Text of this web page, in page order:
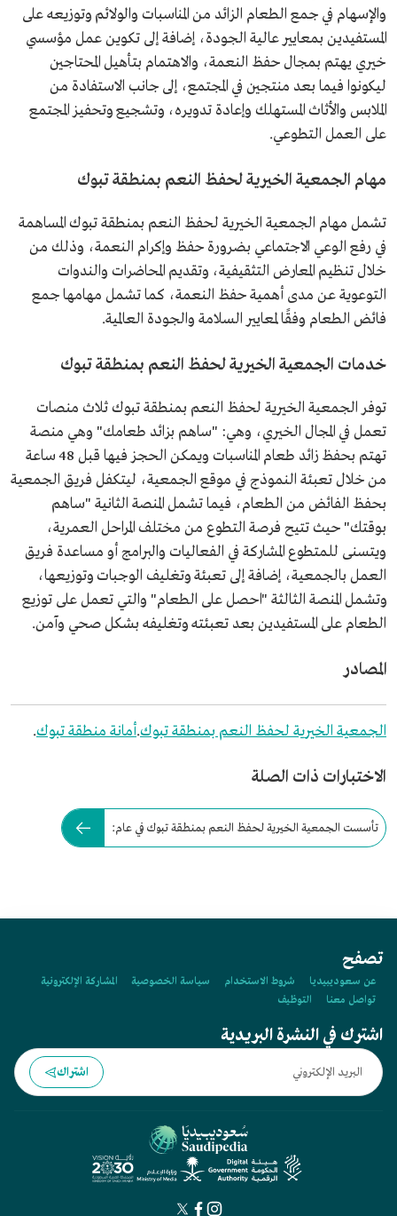
والإسهام في جمع الطعام الزائد من المناسبات والولائم وتوزيعه على
المستفيدين بمعايير عالية الجودة، إضافة إلى تكوين عمل مؤسسي
خيري يهتم بمجال حفظ النعمة، والاهتمام بتأهيل المحتاجين
ليكونوا فيما بعد منتجين في المجتمع، إلى جانب الاستفادة من
الملابس والأثاث المستهلك وإعادة تدويره، وتشجيع وتحفيز المجتمع
على العمل التطوعي.
مهام الجمعية الخيرية لحفظ النعم بمنطقة تبوك
تشمل مهام الجمعية الخيرية لحفظ النعم بمنطقة تبوك المساهمة
في رفع الوعي الاجتماعي بضرورة حفظ وإكرام النعمة، وذلك من
خلال تنظيم المعارض التثقيفية، وتقديم المحاضرات والندوات
التوعوية عن مدى أهمية حفظ النعمة، كما تشمل مهامها جمع
فائض الطعام وفقًا لمعايير السلامة والجودة العالمية.
خدمات الجمعية الخيرية لحفظ النعم بمنطقة تبوك
توفر الجمعية الخيرية لحفظ النعم بمنطقة تبوك ثلاث منصات
تعمل في المجال الخيري، وهي: "ساهم بزائد طعامك" وهي منصة
تهتم بحفظ زائد طعام المناسبات ويمكن الحجز فيها قبل 48 ساعة
من خلال تعبئة النموذج في موقع الجمعية، ليتكفل فريق الجمعية
بحفظ الفائض من الطعام، فيما تشمل المنصة الثانية "ساهم
بوقتك" حيث تتيح فرصة التطوع من مختلف المراحل العمرية،
ويتسنى للمتطوع المشاركة في الفعاليات والبرامج أو مساعدة فريق
العمل بالجمعية، إضافة إلى تعبئة وتغليف الوجبات وتوزيعها،
وتشمل المنصة الثالثة "احصل على الطعام" والتي تعمل على توزيع
الطعام على المستفيدين بعد تعبئته وتغليفه بشكل صحي وآمن.
المصادر
الجمعية الخيرية لحفظ النعم بمنطقة تبوك.أمانة منطقة تبوك.
الاختبارات ذات الصلة
تأسست الجمعية الخيرية لحفظ النعم بمنطقة تبوك في عام:
تصفح
عن سعوديبيديا شروط الاستخدام سياسة الخصوصية
المشاركة الإلكترونية
تواصل معنا
التوظيف
اشترك في النشرة البريدية
اشتراك